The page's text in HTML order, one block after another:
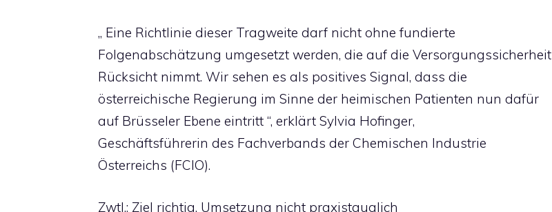
„ Eine Richtlinie dieser Tragweite darf nicht ohne fundierte
Folgenabschätzung umgesetzt werden, die auf die Versorgungssicherheit
Rücksicht nimmt. Wir sehen es als positives Signal, dass die
österreichische Regierung im Sinne der heimischen Patienten nun dafür
auf Brüsseler Ebene eintritt “, erklärt Sylvia Hofinger,
Geschäftsführerin des Fachverbands der Chemischen Industrie
Österreichs (FCIO).
Zwtl.: Ziel richtig, Umsetzung nicht praxistauglich